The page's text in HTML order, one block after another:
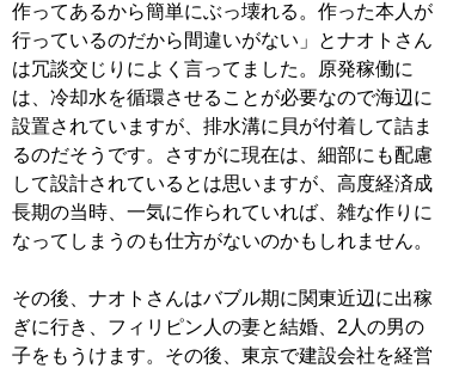
作ってあるから簡単にぶっ壊れる。作った本人が
行っているのだから間違いがない」とナオトさん
は冗談交じりによく言ってました。原発稼働に
は、冷却水を循環させることが必要なので海辺に
設置されていますが、排水溝に貝が付着して詰ま
るのだそうです。さすがに現在は、細部にも配慮
して設計されているとは思いますが、高度経済成
長期の当時、一気に作られていれば、雑な作りに
なってしまうのも仕方がないのかもしれません。
その後、ナオトさんはバブル期に関東近辺に出稼
ぎに行き、フィリピン人の妻と結婚、2人の男の
子をもうけます。その後、東京で建設会社を経営